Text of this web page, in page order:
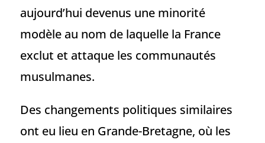
aujourd’hui devenus une minorité
modèle au nom de laquelle la France
exclut et attaque les communautés
musulmanes.
Des changements politiques similaires
ont eu lieu en Grande-Bretagne, où les